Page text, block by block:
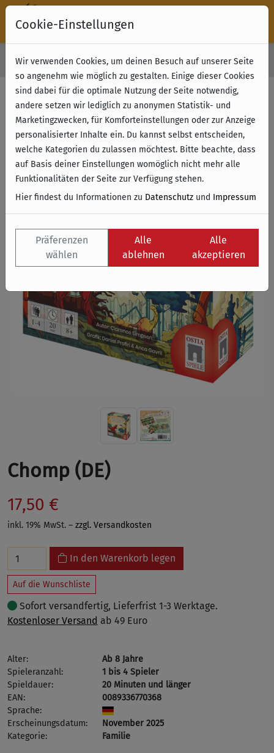
Kostenloser Versand & Retoure ab 49 € (innerhalb Deutschlands)
Chomp (DE)
17,50 €
inkl. 19% MwSt. – zzgl. Versandkosten
In den Warenkorb legen
Auf die Wunschliste
Sofort versandfertig, Lieferfrist 1-3 Werktage.
Kostenloser Versand ab 49 Euro
Alter:
Ab 8 Jahre
Spieleranzahl:
1 bis 4 Spieler
Spieldauer:
20 Minuten und länger
EAN:
0089336770368
Sprache:
Erscheinungsdatum:
November 2025
Kategorie:
Familie
Cookie-Einstellungen
Wir verwenden Cookies, um deinen Besuch auf unserer Seite
so angenehm wie möglich zu gestalten. Einige dieser Cookies
sind dabei für die optimale Nutzung der Seite notwendig,
andere setzen wir lediglich zu anonymen Statistik- und
Marketingzwecken, für Komforteinstellungen oder zur Anzeige
personalisierter Inhalte ein. Du kannst selbst entscheiden,
welche Kategorien du zulassen möchtest. Bitte beachte, dass
auf Basis deiner Einstellungen womöglich nicht mehr alle
Funktionalitäten der Seite zur Verfügung stehen.
Hier findest du Informationen zu Datenschutz und Impressum
Präferenzen
wählen
Alle
ablehnen
Alle
akzeptieren